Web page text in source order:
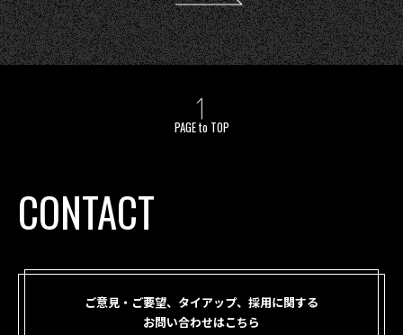
PAGE to TOP
CONTACT
ご意見・ご要望、タイアップ、採用に関する
お問い合わせはこちら